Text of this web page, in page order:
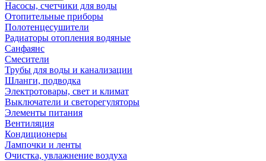
Насосы, счетчики для воды
Отопительные приборы
Полотенцесушители
Радиаторы отопления водяные
Санфаянс
Смесители
Трубы для воды и канализации
Шланги, подводка
Электротовары, свет и климат
Выключатели и светорегуляторы
Элементы питания
Вентиляция
Кондиционеры
Лампочки и ленты
Очистка, увлажнение воздуха